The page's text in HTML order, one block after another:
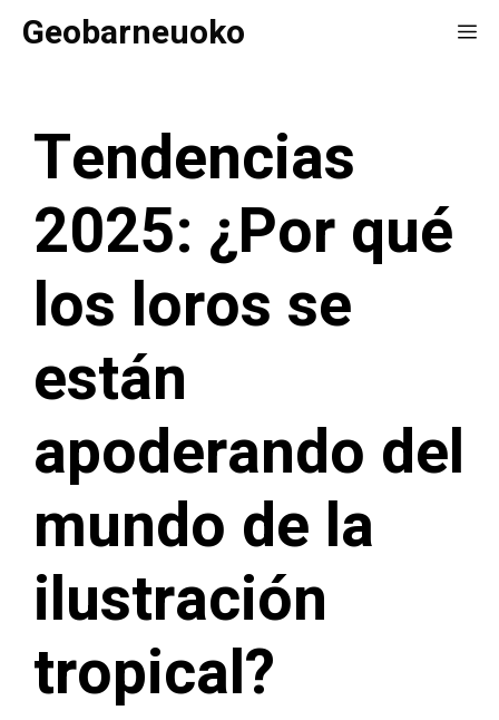
SaltarGeobarneuoko
Tendencias
2025: ¿Por qué
los loros se
están
apoderando del
mundo de la
ilustración
tropical?